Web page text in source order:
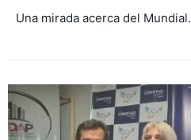
Una mirada acerca del Mundial.